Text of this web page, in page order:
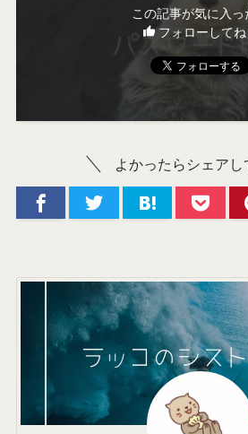
この記事が気に入っ
フォローしてね
よかったらシェアし